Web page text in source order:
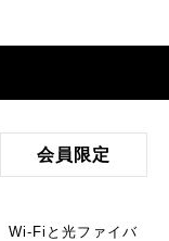
会員限定
Fiと光ファイバ